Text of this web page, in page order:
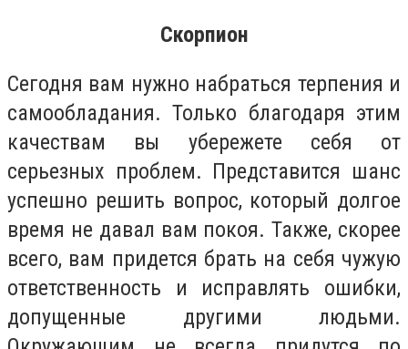
Скорпион
Сегодня вам нужно набраться терпения и
самообладания. Только благодаря этим
качествам вы убережете себя от
серьезных проблем. Представится шанс
успешно решить вопрос, который долгое
время не давал вам покоя. Также, скорее
всего, вам придется брать на себя чужую
ответственность и исправлять ошибки,
допущенные другими людьми.